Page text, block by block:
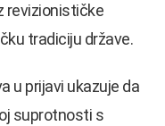
revizionističke
tradiciju države.
u prijavi ukazuje da
suprotnosti s